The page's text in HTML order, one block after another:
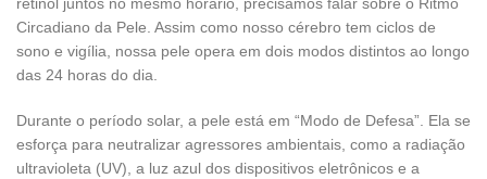
retinol juntos no mesmo horário, precisamos falar sobre o Ritmo
Circadiano da Pele. Assim como nosso cérebro tem ciclos de
sono e vigília, nossa pele opera em dois modos distintos ao longo
das 24 horas do dia.
Durante o período solar, a pele está em “Modo de Defesa”. Ela se
esforça para neutralizar agressores ambientais, como a radiação
ultravioleta (UV), a luz azul dos dispositivos eletrônicos e a